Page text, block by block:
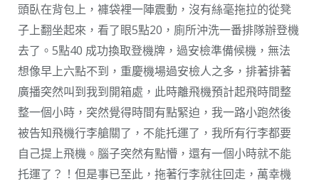
頭臥在背包上，褲袋裡一陣震動，沒有絲毫拖拉的從凳
子上翻坐起來，看了眼5點20，廁所沖洗一番排隊辦登機
去了。5點40 成功換取登機牌，過安檢準備候機，無法
想像早上六點不到，重慶機場過安檢人之多，排著排著
廣播突然叫到我到開箱處，此時離飛機預計起飛時間整
整一個小時，突然覺得時間有點緊迫，我一路小跑然後
被告知飛機行李艙關了，不能托運了，我所有行李都要
自己提上飛機。腦子突然有點懵，還有一個小時就不能
托運了？！但是事已至此，拖著行李就往回走，萬幸機